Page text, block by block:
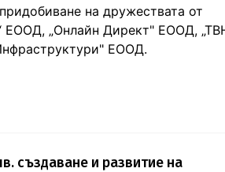
на дружествата от
ЕООД, „Онлайн Директ" ЕООД,
ЕООД.
създаване и развитие на